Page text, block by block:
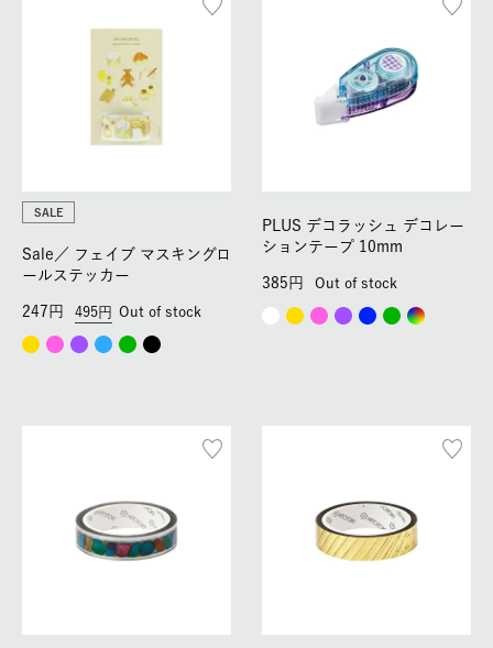
SALE
Sale／ フェイブ マスキングロ
ールステッカー
495
247 Out of stock
PLUS デコラッシュ デコレー
ションテープ 10mm
385 Out of stock